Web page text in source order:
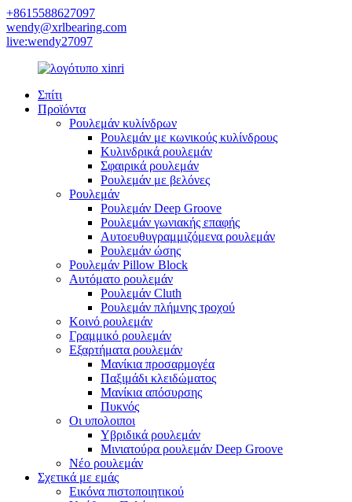
+8615588627097
wendy@xrlbearing.com
live:wendy27097
Σπίτι
Προϊόντα
Ρουλεμάν κυλίνδρων
Ρουλεμάν με κωνικούς κυλίνδρους
Κυλινδρικά ρουλεμάν
Σφαιρικά ρουλεμάν
Ρουλεμάν με βελόνες
Ρουλεμάν
Ρουλεμάν Deep Groove
Ρουλεμάν γωνιακής επαφής
Αυτοευθυγραμμιζόμενα ρουλεμάν
Ρουλεμάν ώσης
Ρουλεμάν Pillow Block
Αυτόματο ρουλεμάν
Ρουλεμάν Cluth
Ρουλεμάν πλήμνης τροχού
Κοινό ρουλεμάν
Γραμμικό ρουλεμάν
Εξαρτήματα ρουλεμάν
Μανίκια προσαρμογέα
Παξιμάδι κλειδώματος
Μανίκια απόσυρσης
Πυκνός
Οι υπολοιποι
Υβριδικά ρουλεμάν
Μινιατούρα ρουλεμάν Deep Groove
Νέο ρουλεμάν
Σχετικά με εμάς
Εικόνα πιστοποιητικού